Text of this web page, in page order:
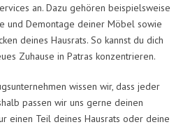
an. Dazu gehören beispielsweise
und Demontage deiner Möbel sowie
deines Hausrats. So kannst du dich
Zuhause in Patras konzentrieren.
wissen wir, dass jeder
passen wir uns gerne deinen
einen Teil deines Hausrats oder deine